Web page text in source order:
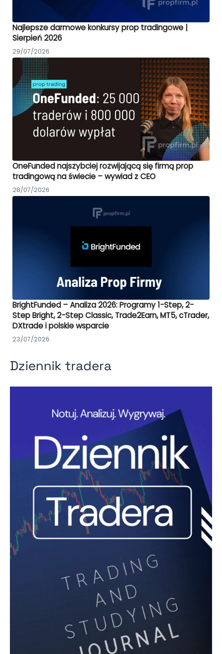
Najlepsze darmowe konkursy prop tradingowe |
Sierpień 2026
29/07/2026
OneFunded najszybciej rozwijającą się firmą prop
tradingową na świecie – wywiad z CEO
28/07/2026
BrightFunded – Analiza 2026: Programy 1-Step, 2-
Step Bright, 2-Step Classic, Trade2Earn, MT5, cTrader,
DXtrade i polskie wsparcie
23/07/2026
Dziennik tradera